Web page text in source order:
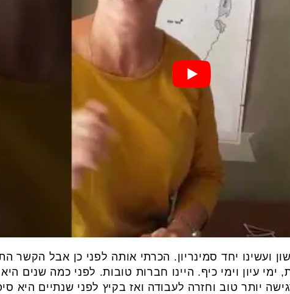
ועשינו יחד סמינריון. הכרתי אותה לפני כן אבל הקשר
ימי עיון וימי כיף. היינו חברות טובות. לפני כמה שנים
יותר טוב וחזרה לעבודה ואז בקיץ לפני שנתיים היא